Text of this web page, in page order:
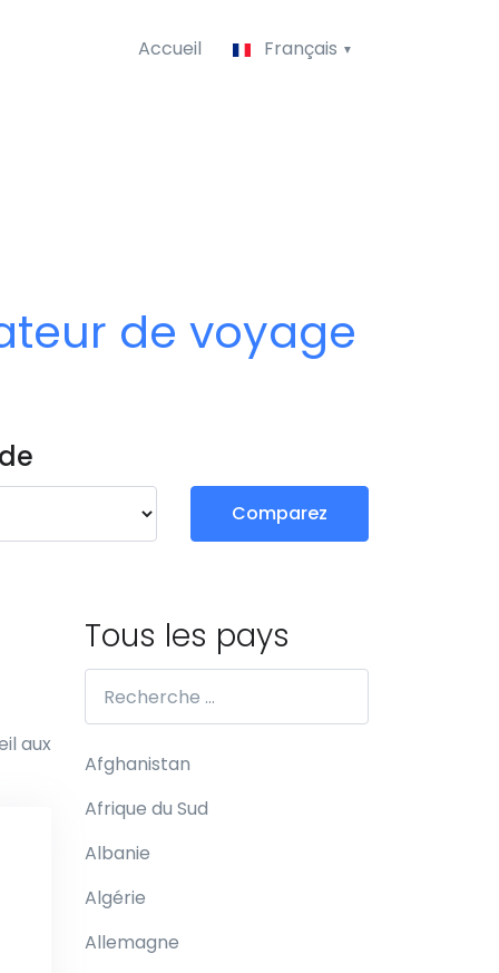
Accueil Français
de voyage
Comparez
aux
Tous les pays
Afghanistan
Afrique du Sud
Albanie
Algérie
Allemagne